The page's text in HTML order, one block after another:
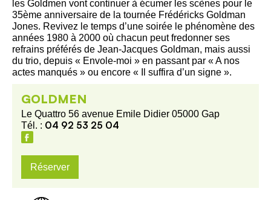
les Goldmen vont continuer à écumer les scènes pour le
35ème anniversaire de la tournée Frédéricks Goldman
Jones. Revivez le temps d’une soirée le phénomène des
années 1980 à 2000 où chacun peut fredonner ses
refrains préférés de Jean-Jacques Goldman, mais aussi
du trio, depuis « Envole-moi » en passant par « A nos
actes manqués » ou encore « Il suffira d’un signe ».
GOLDMEN
Le Quattro 56 avenue Emile Didier 05000 Gap
Tél. : 04 92 53 25 04
Réserver